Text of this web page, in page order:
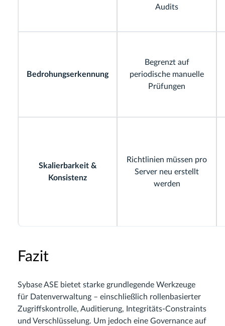
Audits
Bedrohungserkennung
Begrenzt auf
periodische manuelle
Prüfungen
Skalierbarkeit &
Konsistenz
Richtlinien müssen pro
Server neu erstellt
werden
Fazit
Sybase ASE bietet starke grundlegende Werkzeuge
für Datenverwaltung – einschließlich rollenbasierter
Zugriffskontrolle, Auditierung, Integritäts-Constraints
und Verschlüsselung. Um jedoch eine Governance auf